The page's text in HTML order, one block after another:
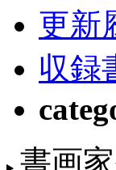
更新
収録
書画